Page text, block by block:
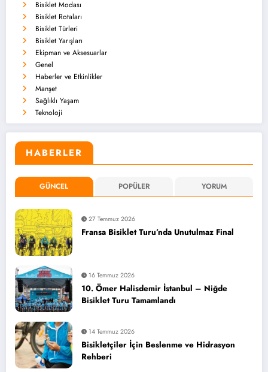
Bisiklet Modası
Bisiklet Rotaları
Bisiklet Türleri
Bisiklet Yarışları
Ekipman ve Aksesuarlar
Genel
Haberler ve Etkinlikler
Manşet
Sağlıklı Yaşam
Teknoloji
HABERLER
GÜNCEL POPÜLER YORUM
27 Temmuz 2026
Fransa Bisiklet Turu’nda Unutulmaz Final
16 Temmuz 2026
10. Ömer Halisdemir İstanbul – Niğde
Bisiklet Turu Tamamlandı
14 Temmuz 2026
Bisikletçiler İçin Beslenme ve Hidrasyon
Rehberi